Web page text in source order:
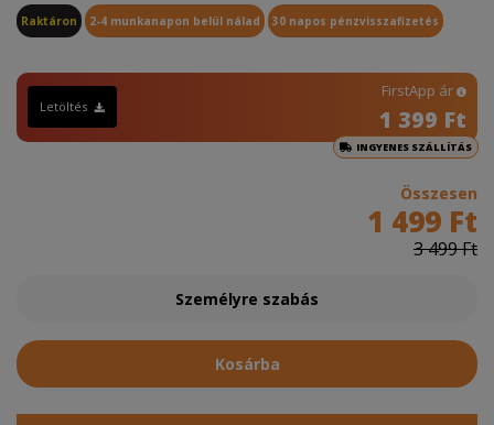
Raktáron 2-4 munkanapon belül nálad 30 napos pénzvisszafizetés
Letöltés
FirstApp ár
1 399 Ft
INGYENES SZÁLLÍTÁS
Összesen
1 499 Ft
3 499 Ft
Személyre szabás
Kosárba